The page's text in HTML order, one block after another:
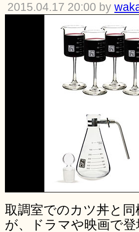
2015.04.17 20:00 by
取調室でのカツ丼と
が、ドラマや映画で